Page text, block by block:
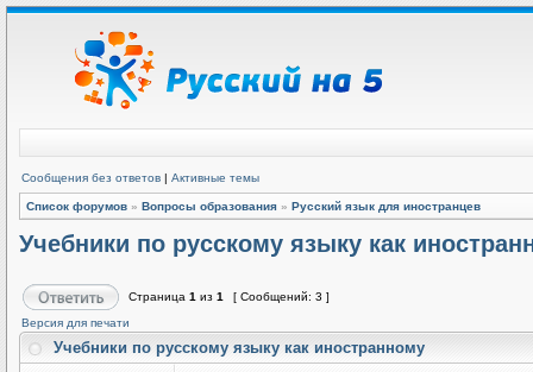
Сообщения без ответов | Активные темы
Список форумов » Вопросы образования » Русский язык для иностранцев
Учебники по русскому языку как
Страница 1 из 1
[ Сообщений: 3 ]
Версия для печати
Учебники по русскому языку как иностранному